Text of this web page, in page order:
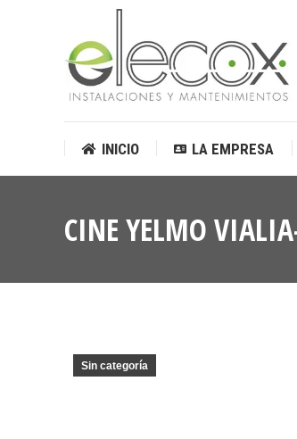
INICIO LA EMPRESA
CINE YELMO
Sin categoría